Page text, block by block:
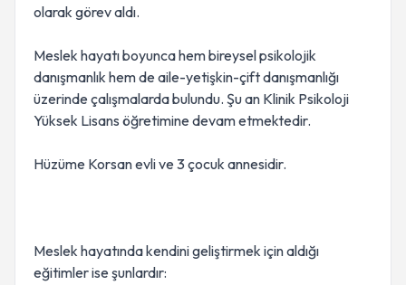
olarak görev aldı.
Meslek hayatı boyunca hem bireysel psikolojik
danışmanlık hem de aile-yetişkin-çift danışmanlığı
üzerinde çalışmalarda bulundu. Şu an Klinik Psikoloji
Yüksek Lisans öğretimine devam etmektedir.
Hüzüme Korsan evli ve 3 çocuk annesidir.
Meslek hayatında kendini geliştirmek için aldığı
eğitimler ise şunlardır: